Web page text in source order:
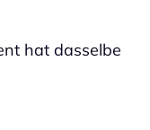
hat dasselbe